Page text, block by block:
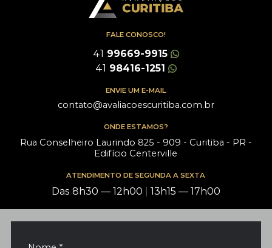
ENVIE UM E-MAIL
contato@avaliacoescuritiba.com.br
ONDE ESTAMOS?
Rua Conselheiro Laurindo 825 - 909 - Curitiba - PR -
Edifício Centerville
FALE CONOSCO!
41 99669-9915
41 98416-1251
ATENDIMENTO DE SEGUNDA A SEXTA
Das 8h30 — 12h00 13h15 — 17h00